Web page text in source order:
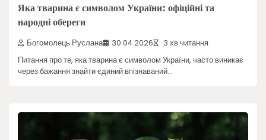
Яка тварина є символом України: офіційні та
народні обереги
Богомолець Руслана 30.04.2026 3 хв читання
Питання про те, яка тварина є символом України, часто виникає
через бажання знайти єдиний впізнаваний…